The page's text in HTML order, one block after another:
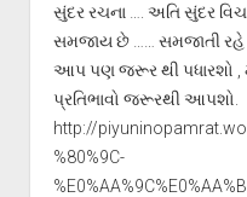
સુંદર રચના …. અતિ સુંદર
સમજાય છે …… સમજાતી રહે
આપ પણ જરૂર થી પધારશો ,
પ્રતિભાવો જરૂરથી આપશો.
http://
%80%9C-